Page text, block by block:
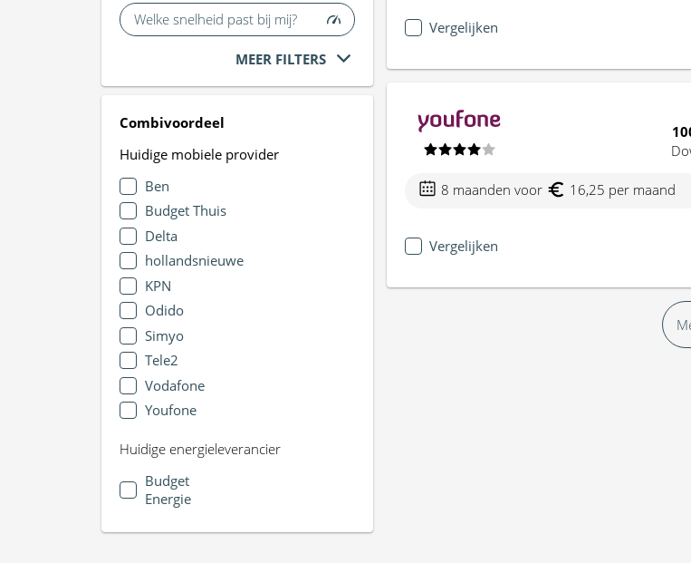
Welke snelheid past bij mij?
MEER FILTERS
Combivoordeel
Huidige mobiele provider
Ben
Budget Thuis
Delta
hollandsnieuwe
KPN
Odido
Simyo
Tele2
Vodafone
Youfone
Huidige energieleverancier
Budget
Energie
Vergelijken
8 maanden voor 16,25 per maand
Vergelijken